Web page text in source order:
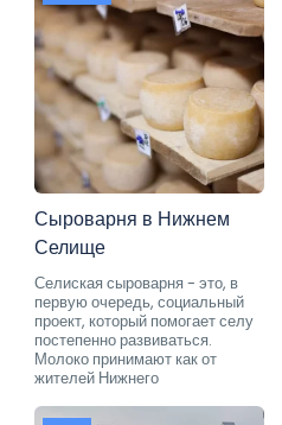
Сыроварня в Нижнем
Селище
Селиская сыроварня - это, в
первую очередь, социальный
проект, который помогает селу
постепенно развиваться.
Молоко принимают как от
жителей Нижнего